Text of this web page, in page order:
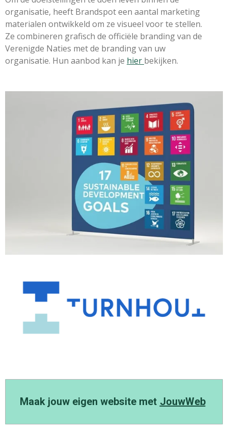
organisatie, heeft Brandspot een aantal marketing
materialen ontwikkeld om ze visueel voor te stellen.
Ze combineren grafisch de officiële branding van de
Verenigde Naties met de branding van uw
organisatie. Hun aanbod kan je hier bekijken.
Maak jouw eigen website met JouwWeb